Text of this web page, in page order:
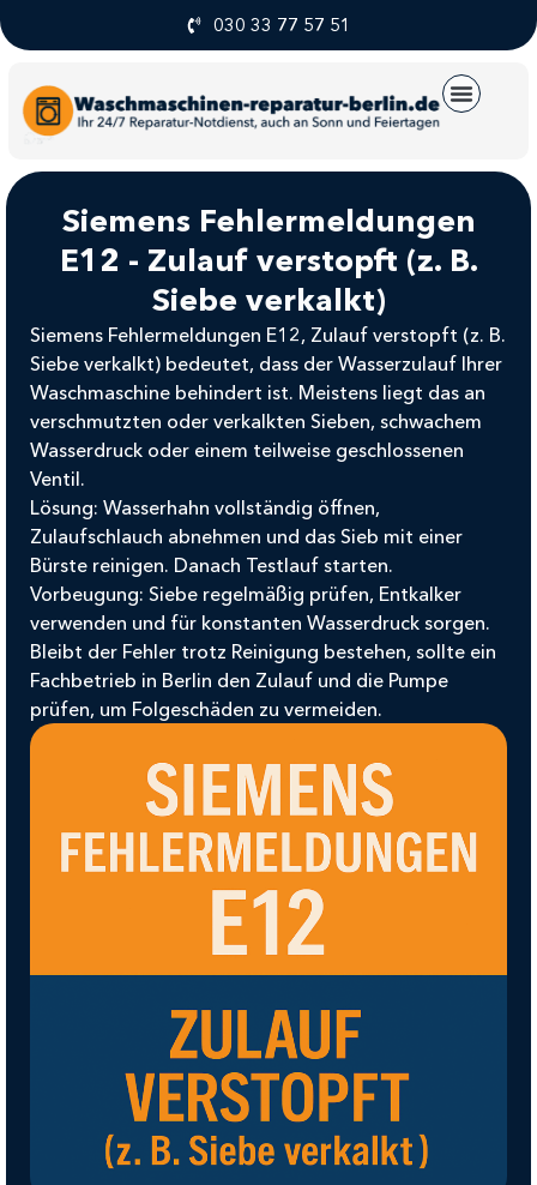
030 33 77 57 51
Siemens Fehlermeldungen
E12 - Zulauf verstopft (z. B.
Siebe verkalkt)
Siemens Fehlermeldungen E12, Zulauf verstopft (z. B.
Siebe verkalkt) bedeutet, dass der Wasserzulauf Ihrer
Waschmaschine behindert ist. Meistens liegt das an
verschmutzten oder verkalkten Sieben, schwachem
Wasserdruck oder einem teilweise geschlossenen
Ventil.
Lösung: Wasserhahn vollständig öffnen,
Zulaufschlauch abnehmen und das Sieb mit einer
Bürste reinigen. Danach Testlauf starten.
Vorbeugung: Siebe regelmäßig prüfen, Entkalker
verwenden und für konstanten Wasserdruck sorgen.
Bleibt der Fehler trotz Reinigung bestehen, sollte ein
Fachbetrieb in Berlin den Zulauf und die Pumpe
prüfen, um Folgeschäden zu vermeiden.